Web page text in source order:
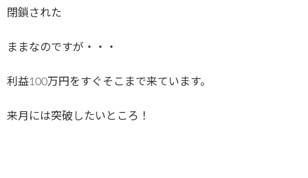
閉鎖された
ままなのですが・・・
利益100万円をすぐそこまで来ています。
来月には突破したいところ！